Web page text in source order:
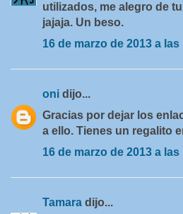
utilizados, me alegro de
jajaja. Un beso.
16 de marzo de 2013 a las
oni dijo...
Gracias por dejar los
a ello. Tienes un regalito
16 de marzo de 2013 a las
Tamara dijo...